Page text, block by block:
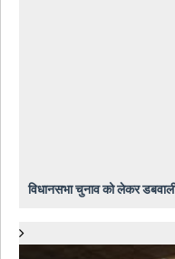
विधानसभा चुनाव को लेकर